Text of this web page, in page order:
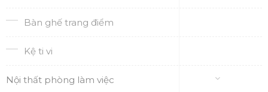
Bàn ghế trang điểm
Kệ ti vi
Nội thất phòng làm việc